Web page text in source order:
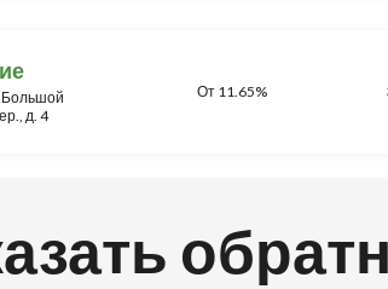
Большой
д. 4
От 11.65%